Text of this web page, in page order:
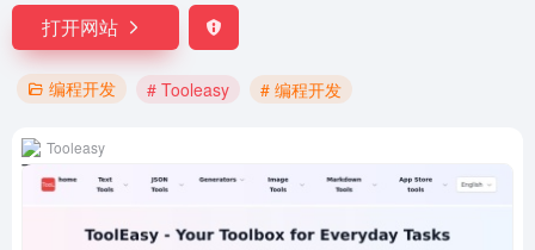
打开网站
编程开发 # Tooleasy # 编程开发
Tooleasy